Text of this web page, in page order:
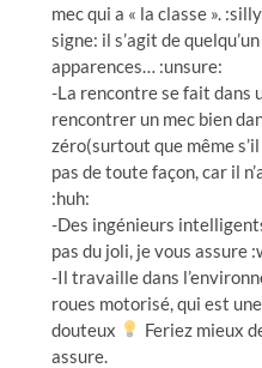
mec qui a « la classe ».
signe: il s’agit de
apparences… :unsure:
-La rencontre se fait dans
rencontrer un mec bien
zéro(surtout que même
pas de toute façon, car il
:huh:
-Des ingénieurs
pas du joli, je vous assure
-Il travaille dans
roues motorisé, qui est
douteux
Feriez mieux
assure.